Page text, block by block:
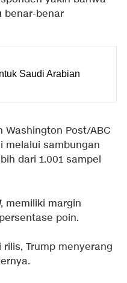
benar-benar
Saudi Arabian
Post/ABC
melalui sambungan
dari 1.001 sampel
, memiliki margin
poin.
Trump menyerang